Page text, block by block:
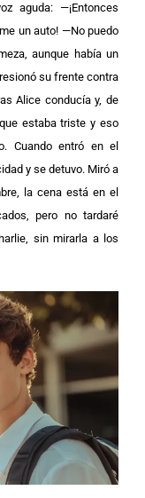
aguda: —¡Entonces
un auto! —No puedo
aunque había un
su frente contra
Alice conducía y, de
estaba triste y eso
Cuando entró en el
y se detuvo. Miró a
la cena está en el
pero no tardaré
sin mirarla a los